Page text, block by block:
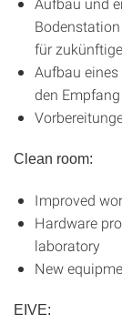
für
Aufbau
den
Clean room:
Improved
Hardware
laboratory
New
EIVE: